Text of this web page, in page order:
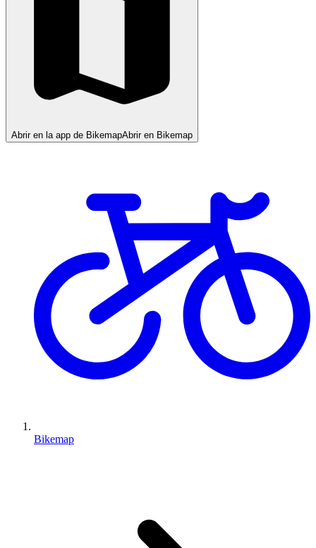
Abrir en la app de BikemapAbrir en Bikemap
Bikemap